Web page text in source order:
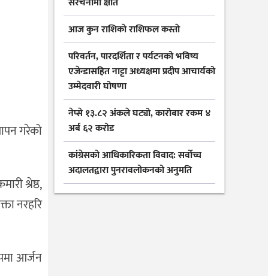
गरेको
श्रेष्ठ,
नरहरि
आर्जन
आज कुन राशिकाे राशिफल कस्ताे
परिवर्तन, पारदर्शिता र पर्यटनको भविष्य
एजेन्डासहित नाट्टा अध्यक्षमा प्रदीप आचार्यको
उम्मेदवारी घोषणा
नेप्से १३.८२ अंकले घट्यो, कारोबार रकम ४
अर्ब ६२ करोड
कांग्रेसको आधिकारिकता विवाद: सर्वोच्च
अदालतद्वारा पुनरावलोकनको अनुमति